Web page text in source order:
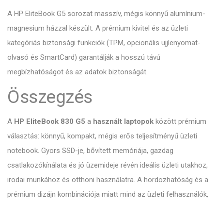
A HP EliteBook G5 sorozat masszív, mégis könnyű alumínium-
magnesium házzal készült. A prémium kivitel és az üzleti
kategóriás biztonsági funkciók (TPM, opcionális ujjlenyomat-
olvasó és SmartCard) garantálják a hosszú távú
megbízhatóságot és az adatok biztonságát.
Összegzés
A HP EliteBook 830 G5 a használt laptopok között prémium
választás: könnyű, kompakt, mégis erős teljesítményű üzleti
notebook. Gyors SSD-je, bővített memóriája, gazdag
csatlakozókínálata és jó üzemideje révén ideális üzleti utakhoz,
irodai munkához és otthoni használatra. A hordozhatóság és a
prémium dizájn kombinációja miatt mind az üzleti felhasználók,